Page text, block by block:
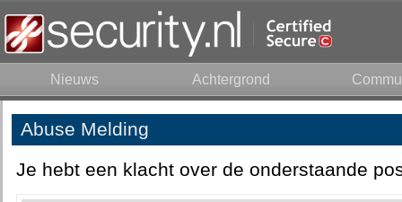
Nieuws Achtergrond
Abuse Melding
Je hebt een klacht over de onderstaande